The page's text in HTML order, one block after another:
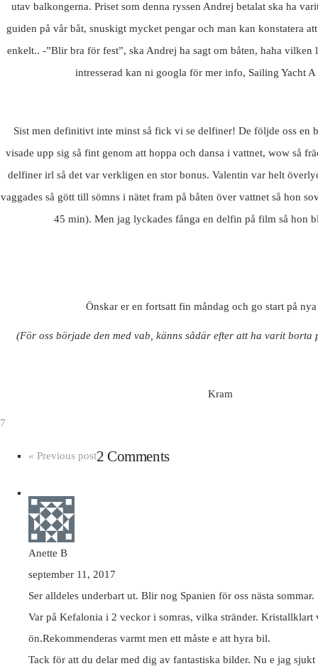
utav balkongerna. Priset som denna ryssen Andrej betalat ska ha
guiden på vår båt, snuskigt mycket pengar och man kan konstatera
enkelt.. -”Blir bra för fest”, ska Andrej ha sagt om båten, haha vilken
intresserad kan ni googla för mer info, Sailing Yacht A
Sist men definitivt inte minst så fick vi se delfiner! De följde oss en
visade upp sig så fint genom att hoppa och dansa i vattnet, wow så
delfiner irl så det var verkligen en stor bonus. Valentin var helt
vaggades så gött till sömns i nätet fram på båten över vattnet så hon
45 min). Men jag lyckades fånga en delfin på film så hon
Önskar er en fortsatt fin måndag och go start på
(För oss började den med vab, känns sådär efter att ha varit borta
Kram
7
« Previous post2 Comments
Anette B
september 11, 2017
Ser alldeles underbart ut. Blir nog Spanien för oss nästa sommar.
Var på Kefalonia i 2 veckor i somras, vilka stränder. Kristallklart
ön.Rekommenderas varmt men ett måste e att hyra bil.
Tack för att du delar med dig av fantastiska bilder. Nu e jag